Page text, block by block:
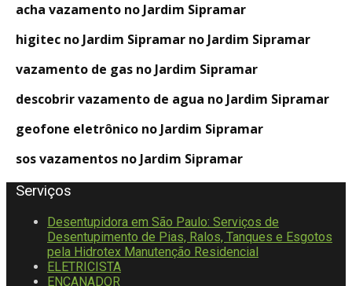
acha vazamento no Jardim Sipramar
higitec no Jardim Sipramar no Jardim Sipramar
vazamento de gas no Jardim Sipramar
descobrir vazamento de agua no Jardim Sipramar
geofone eletrônico no Jardim Sipramar
sos vazamentos no Jardim Sipramar
Serviços
Desentupidora em São Paulo: Serviços de
Desentupimento de Pias, Ralos, Tanques e Esgotos
pela Hidrotex Manutenção Residencial
ELETRICISTA
ENCANADOR